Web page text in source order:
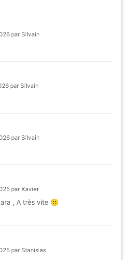
par Silvain
par Silvain
par Silvain
par Xavier
, A très vite 🙂
par Stanislas